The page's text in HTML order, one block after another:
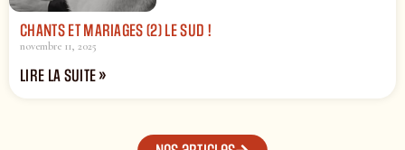
CHANTS ET MARIAGES (2) LE SUD !
novembre 11, 2025
LIRE LA SUITE »